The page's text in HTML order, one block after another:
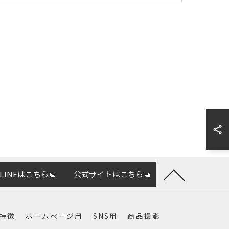
はこちら 公式サイトはこちら
徴 ホームページ用 SNS用 商品撮影